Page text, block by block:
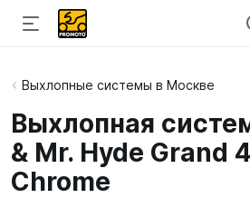
Выхлопные системы в Москве
Выхлопная
& Mr. Hyde Grand
Chrome